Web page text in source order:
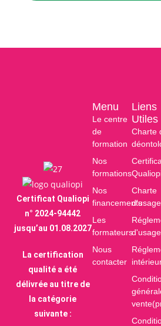
Certificat Qualiopi
n° 2024-94442
jusqu’au 01.08.2027
La certification
qualité a été
délivrée au titre de
la catégorie
suivante :
Liens
Utiles
Charte
Charte
d'usage
d'usage
Menu
Le centre
de
formation
Nos
formations
Nos
financements
Les
formateurs
Nous
contacter